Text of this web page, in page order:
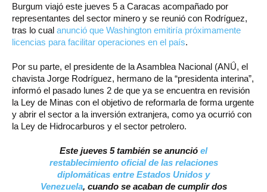
Burgum viajó este jueves 5 a Caracas acompañado por
representantes del sector minero y se reunió con Rodríguez,
tras lo cual anunció que Washington emitiría próximamente
licencias para facilitar operaciones en el país.
Por su parte, el presidente de la Asamblea Nacional (ANǗ, el
chavista Jorge Rodríguez, hermano de la “presidenta interina”,
informó el pasado lunes 2 de que ya se encuentra en revisión
la Ley de Minas con el objetivo de reformarla de forma urgente
y abrir el sector a la inversión extranjera, como ya ocurrió con
la Ley de Hidrocarburos y el sector petrolero.
Este jueves 5 también se anunció el
restablecimiento oficial de las relaciones
diplomáticas entre Estados Unidos y
Venezuela, cuando se acaban de cumplir dos